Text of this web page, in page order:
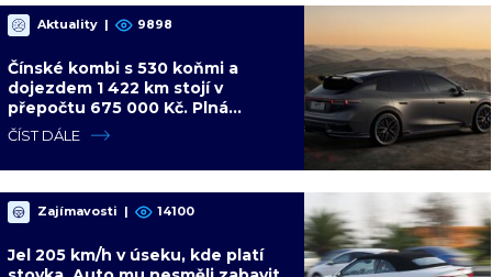
Aktuality | 9898
Čínské kombi s 530 koňmi a
dojezdem 1 422 km stojí v
přepočtu 675 000 Kč. Plná
výbava je v ceně, VW a BMW mají
problém
ČÍST DÁLE
Zajímavosti | 14100
Jel 205 km/h v úseku, kde platí